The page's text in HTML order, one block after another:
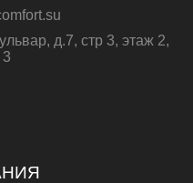
д.7, стр 3, этаж 2,